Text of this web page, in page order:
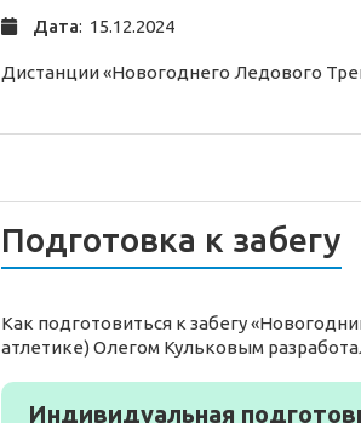
Дата: 15.12.2024
Дистанции «Новогоднего Ледового
Подготовка к забегу
Как подготовиться к забегу
атлетике) Олегом Кульковым
Индивидуальная